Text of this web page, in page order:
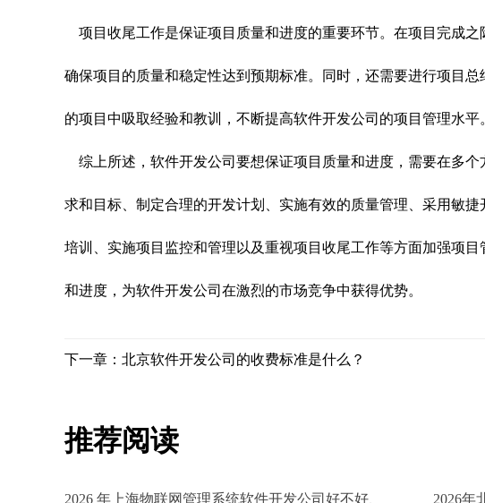
项目收尾工作是保证项目质量和进度的重要环节。在项目完成之
确保项目的质量和稳定性达到预期标准。同时，还需要进行项目
的项目中吸取经验和教训，不断提高软件开发公司的项目管理水平。
综上所述，软件开发公司要想保证项目质量和进度，需要在多
求和目标、制定合理的开发计划、实施有效的质量管理、采用敏
培训、实施项目监控和管理以及重视项目收尾工作等方面加强项
和进度，为软件开发公司在激烈的市场竞争中获得优势。
下一章：北京软件开发公司的收费标准是什么？
推荐阅读
2026 年上海物联网管理系统软件开发公司好不好、
2026年